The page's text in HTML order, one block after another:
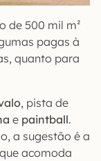
de 500 mil m²
pagas à
quanto para
, pista de
e paintball.
a sugestão é a
acomoda